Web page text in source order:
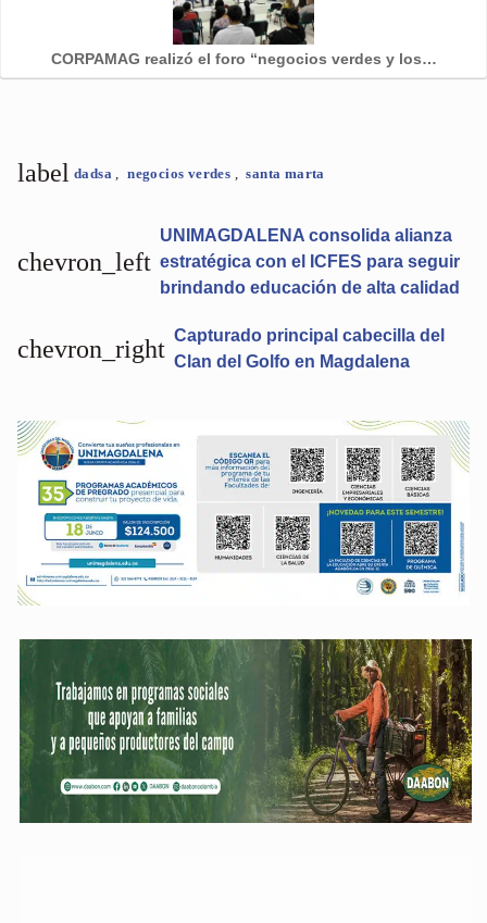
CORPAMAG realizó el foro “negocios verdes y los…
label dadsa negocios verdes santa marta
chevron_left
UNIMAGDALENA consolida alianza
estratégica con el ICFES para seguir
brindando educación de alta calidad
Capturado principal cabecilla del
Clan del Golfo en Magdalena
chevron_right